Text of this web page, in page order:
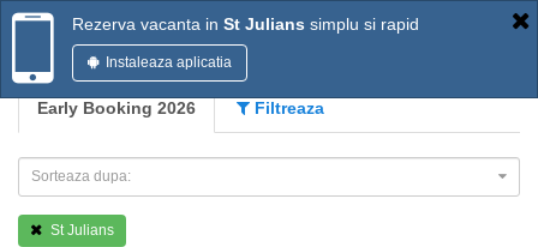
Rezerva vacanta in St Julians simplu si rapid
Instaleaza aplicatia
Early Booking 2026 Filtreaza
Sorteaza dupa:
St Julians